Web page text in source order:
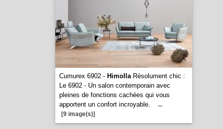
Cumurex 6902 - HimollaRésolument chic :
Le 6902 - Un salon contemporain avec
pleines de fonctions cachées qui vous
apportent un confort incroyable.
...
[9 image(s)]